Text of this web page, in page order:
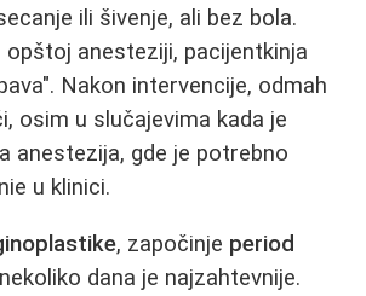
ili šivenje, ali bez bola.
opštoj anesteziji, pacijentkinja
Nakon intervencije, odmah
osim u slučajevima kada je
anestezija, gde je potrebno
u klinici.
, započinje period
dana je najzahtevnije.